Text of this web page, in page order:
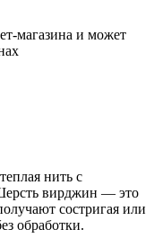
магазина и может
нить с
вирджин — это
состригая или
обработки.